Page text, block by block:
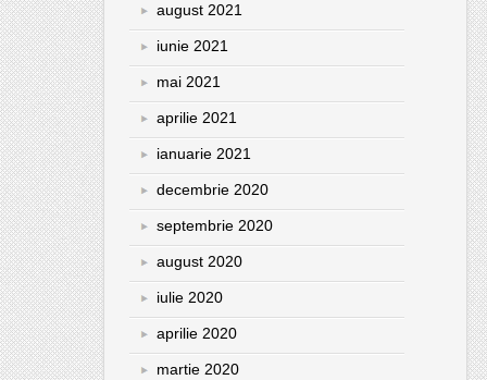
august 2021
iunie 2021
mai 2021
aprilie 2021
ianuarie 2021
decembrie 2020
septembrie 2020
august 2020
iulie 2020
aprilie 2020
martie 2020